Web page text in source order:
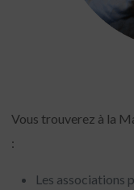
Vous trouverez à la
:
Les associations